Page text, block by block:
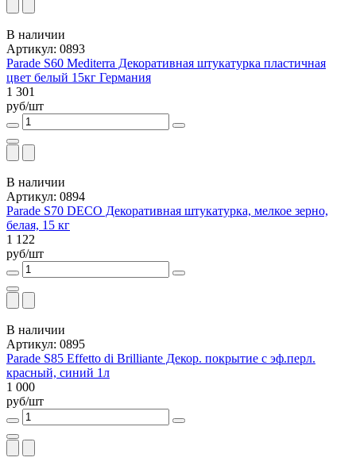
В наличии
Артикул: 0893
Parade S60 Mediterra Декоративная штукатурка пластичная
цвет белый 15кг Германия
1 301
руб/шт
В наличии
Артикул: 0894
Parade S70 DECO Декоративная штукатурка, мелкое зерно,
белая, 15 кг
1 122
руб/шт
В наличии
Артикул: 0895
Parade S85 Effetto di Brilliante Декор. покрытие с эф.перл.
красный, синий 1л
1 000
руб/шт